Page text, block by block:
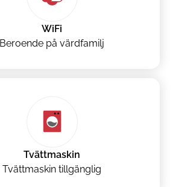
WiFi
Beroende på värdfamilj
Tvättmaskin
Tvättmaskin tillgänglig